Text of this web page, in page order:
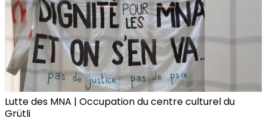
Lutte des MNA | Occupation du centre culturel du
Grütli